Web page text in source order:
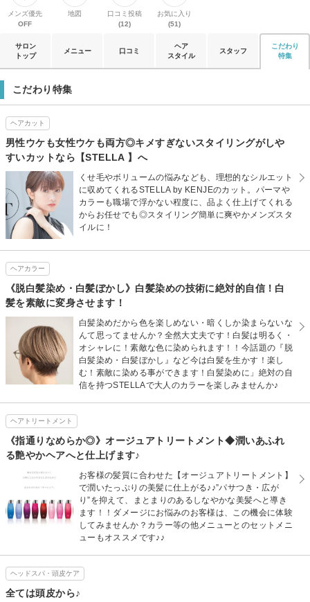
メンズ優先
OFF
地図
口コミ投稿
(12)
お気に入り
(51)
サロン
トップ
メニュー 口コミ
ヘア
スタイル
スタッフ
こだわり
特集
こだわり特集
ヘアカット
男性ウケも女性ウケも両方◎キメすぎないスタイリングがしや
すいカットなら【STELLA 】へ
くせ毛やボリュームの悩みなども、理想的なシルエット
に収めてくれるSTELLA by KENJEのカット。パーマや
カラーも職場で浮かない程度に、品よく仕上げてくれる
からお任せでも◎スタイリング簡単に爽やかメンズスタ
イルに！
ヘアカラー
《脱白髪染め・白髪ぼかし》白髪染めの技術に絶対的自信！白
髪を素敵に変身させます！
白髪染めだから色を楽しめない・暗くしか染まらないな
んて思ってませんか？全然大丈夫です！白髪は明るく・
オシャレに！素敵な色に染められます！！今話題の『脱
白髪染め・白髪ぼかし』など今は白髪を生かす！楽し
む！素敵に染める事ができます！白髪染めに」絶対の自
信を持つSTELLAで大人のカラーを楽しみませんか♪
ヘアトリートメント
《指通りなめらか◎》オージュアトリートメント◆潤いあふれ
る艶やかヘアへと仕上げます♪
お客様の髪質に合わせた【オージュアトリートメント】
で潤いたっぷりの美髪に仕上がる♪♪”パサつき・広が
り”を抑えて、まとまりのあるしなやかな美髪へと導き
ます！！ダメージにお悩みのお客様は、この機会に体験
してみませんか？カラー等の他メニューとのセットメニ
ューもオススメです♪♪
ヘッドスパ・頭皮ケア
全ては頭皮から♪